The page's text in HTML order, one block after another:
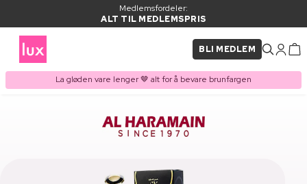
Medlemsfordeler:
ALT TIL MEDLEMSPRIS
BLI MEDLEM
La gløden vare lenger 🤎 alt for å bevare brunfargen